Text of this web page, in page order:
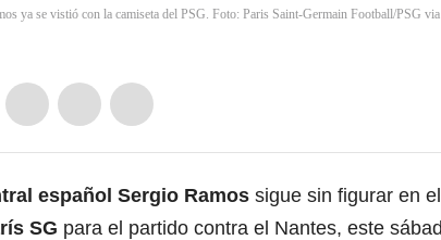
ya se vistió con la camiseta del PSG. Foto: Paris Saint-Germain Football/PSG
español Sergio Ramos sigue sin figurar en
SG para el partido contra el Nantes, este